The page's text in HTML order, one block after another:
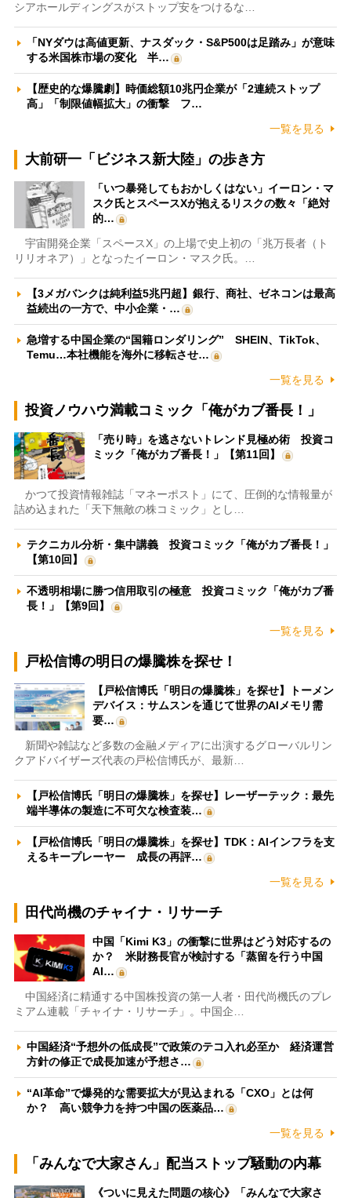
シアホールディングスがストップ安をつけるな…
「NYダウは高値更新、ナスダック・S&P500は足踏み」が意味
する米国株市場の変化 半…
【歴史的な爆騰劇】時価総額10兆円企業が「2連続ストップ
高」「制限値幅拡大」の衝撃 フ…
一覧を見る
大前研一「ビジネス新大陸」の歩き方
「いつ暴発してもおかしくはない」イーロン・マ
スク氏とスペースXが抱えるリスクの数々「絶対
的…
宇宙開発企業「スペースX」の上場で史上初の「兆万長者（ト
リリオネア）」となったイーロン・マスク氏。…
【3メガバンクは純利益5兆円超】銀行、商社、ゼネコンは最高
益続出の一方で、中小企業・…
急増する中国企業の“国籍ロンダリング” SHEIN、TikTok、
Temu…本社機能を海外に移転させ…
一覧を見る
投資ノウハウ満載コミック「俺がカブ番長！」
「売り時」を逃さないトレンド見極め術 投資コ
ミック「俺がカブ番長！」【第11回】
かつて投資情報雑誌「マネーポスト」にて、圧倒的な情報量が
詰め込まれた「天下無敵の株コミック」とし…
テクニカル分析・集中講義 投資コミック「俺がカブ番長！」
【第10回】
不透明相場に勝つ信用取引の極意 投資コミック「俺がカブ番
長！」【第9回】
一覧を見る
戸松信博の明日の爆騰株を探せ！
【戸松信博氏「明日の爆騰株」を探せ】トーメン
デバイス：サムスンを通じて世界のAIメモリ需
要…
新聞や雑誌など多数の金融メディアに出演するグローバルリン
クアドバイザーズ代表の戸松信博氏が、最新…
【戸松信博氏「明日の爆騰株」を探せ】レーザーテック：最先
端半導体の製造に不可欠な検査装…
【戸松信博氏「明日の爆騰株」を探せ】TDK：AIインフラを支
えるキープレーヤー 成長の再評…
一覧を見る
田代尚機のチャイナ・リサーチ
中国「Kimi K3」の衝撃に世界はどう対応するの
か？ 米財務長官が検討する「蒸留を行う中国
AI…
中国経済に精通する中国株投資の第一人者・田代尚機氏のプレ
ミアム連載「チャイナ・リサーチ」。中国企…
中国経済“予想外の低成長”で政策のテコ入れ必至か 経済運営
方針の修正で成長加速が予想さ…
“AI革命”で爆発的な需要拡大が見込まれる「CXO」とは何
か？ 高い競争力を持つ中国の医薬品…
一覧を見る
「みんなで大家さん」配当ストップ騒動の内幕
《ついに見えた問題の核心》「みんなで大家さ